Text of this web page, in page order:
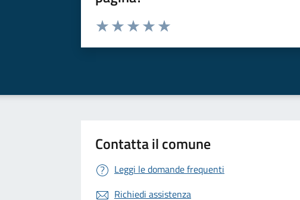
Valuta da 1 a 5 stelle la pagina
Contatta il comune
Leggi le domande frequenti
Richiedi assistenza